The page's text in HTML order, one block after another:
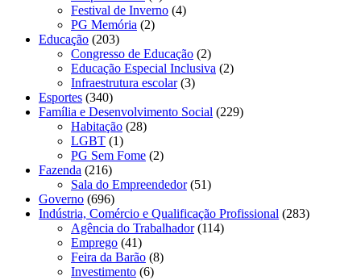
Festival de Inverno (4)
PG Memória (2)
Educação (203)
Congresso de Educação (2)
Educação Especial Inclusiva (2)
Infraestrutura escolar(3)
Esportes (340)
Família e Desenvolvimento Social (229)
Habitação (28)
LGBT (1)
PG Sem Fome (2)
Fazenda (216)
Sala do Empreendedor(51)
Governo (696)
Indústria, Comércio e Qualificação Profissional (283)
Agência do Trabalhador(114)
Emprego (41)
Feira da Barão (8)
Investimento (6)